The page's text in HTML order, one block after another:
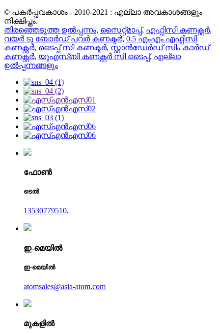
© പകർപ്പവകാശം - 2010-2021 : എല്ലാ അവകാശങ്ങളും
നിക്ഷിപ്തം.
തിരഞ്ഞെടുത്ത ഉൽപ്പന്നം, സൈറ്റ്മാപ്പ്, എഫ്പിസി കണക്റ്റർ,
വയർ ടു ബോർഡ് പവർ കണക്ടർ, 0.5 എംഎം എഫ്പിസി
കണക്റ്റർ, ടൈപ്പ് സി കണക്ടർ, സ്റ്റാൻഡേർഡ് സിം കാർഡ്
കണക്റ്റർ, യുഎസ്ബി കണക്റ്റർ സി ടൈപ്പ്, എല്ലാ
ഉൽപ്പന്നങ്ങളും
ഫോൺ
ടെൽ
13530779510,
ഇ-മെയിൽ
ഇ-മെയിൽ
atomsales@asia-atom.com
മുകളിൽ